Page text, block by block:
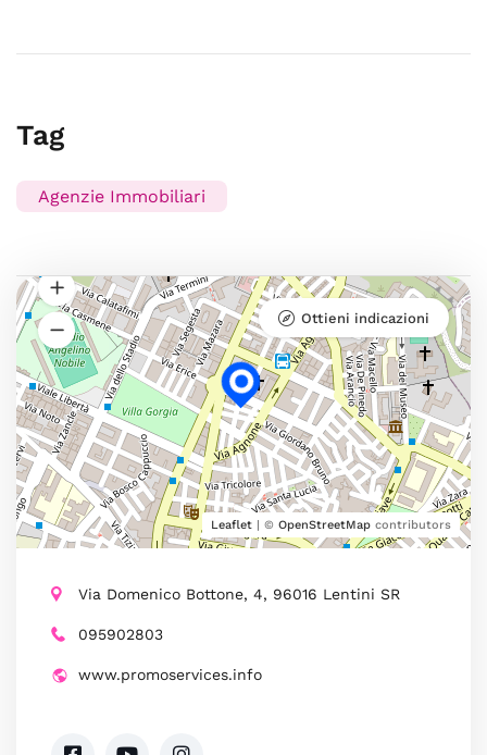
Tag
Agenzie Immobiliari
Leaflet | © OpenStreetMap contributors
Ottieni indicazioni
Via Domenico Bottone, 4, 96016 Lentini SR
095902803
www.promoservices.info